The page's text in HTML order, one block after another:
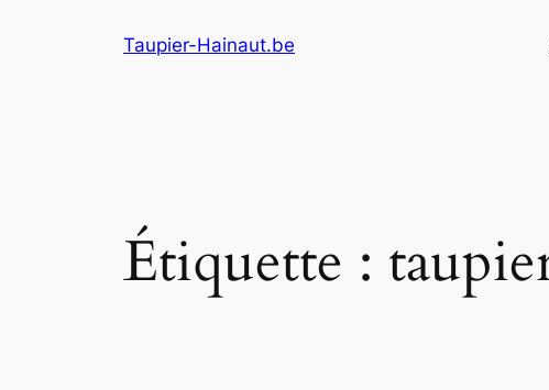
Taupier-Hainaut.be
Étiquette :